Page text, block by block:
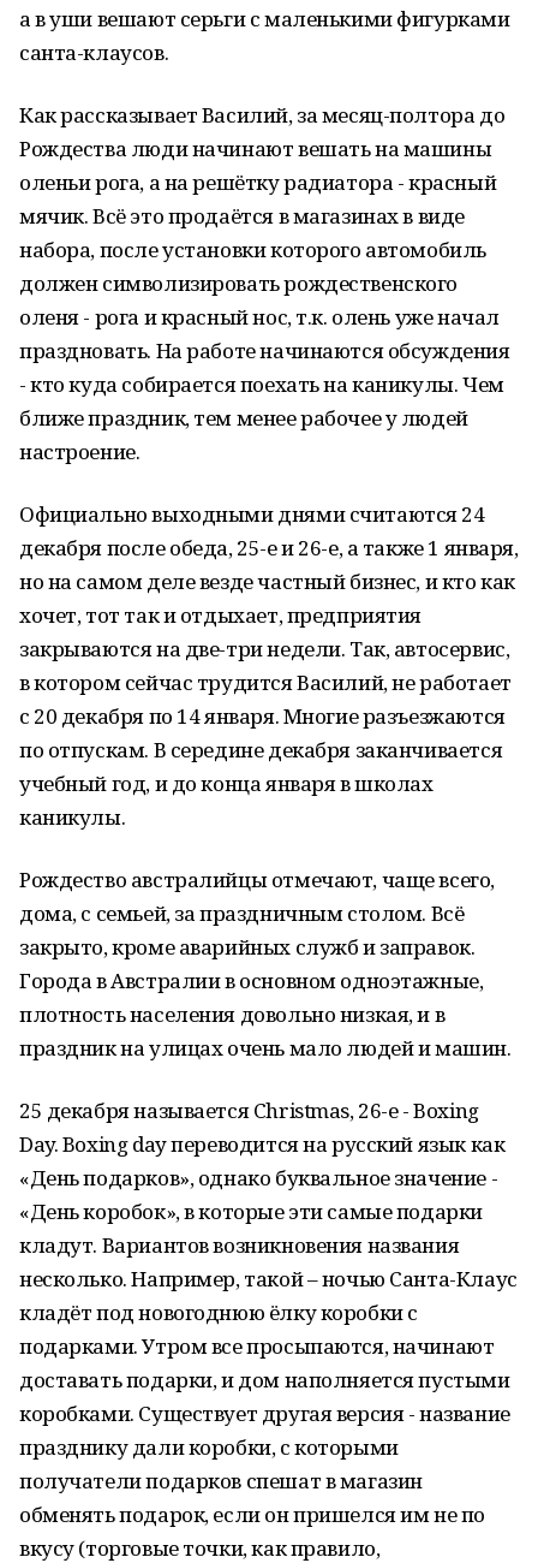
а в уши вешают серьги с маленькими фигурками
санта-клаусов.
Как рассказывает Василий, за месяц-полтора до
Рождества люди начинают вешать на машины
оленьи рога, а на решётку радиатора - красный
мячик. Всё это продаётся в магазинах в виде
набора, после установки которого автомобиль
должен символизировать рождественского
оленя - рога и красный нос, т.к. олень уже начал
праздновать. На работе начинаются обсуждения
- кто куда собирается поехать на каникулы. Чем
ближе праздник, тем менее рабочее у людей
настроение.
Официально выходными днями считаются 24
декабря после обеда, 25-е и 26-е, а также 1 января,
но на самом деле везде частный бизнес, и кто как
хочет, тот так и отдыхает, предприятия
закрываются на две-три недели. Так, автосервис,
в котором сейчас трудится Василий, не работает
с 20 декабря по 14 января. Многие разъезжаются
по отпускам. В середине декабря заканчивается
учебный год, и до конца января в школах
каникулы.
Рождество австралийцы отмечают, чаще всего,
дома, с семьей, за праздничным столом. Всё
закрыто, кроме аварийных служб и заправок.
Города в Австралии в основном одноэтажные,
плотность населения довольно низкая, и в
праздник на улицах очень мало людей и машин.
25 декабря называется Christmas, 26-е - Boxing
Day. Boxing day переводится на русский язык как
«День подарков», однако буквальное значение -
«День коробок», в которые эти самые подарки
кладут. Вариантов возникновения названия
несколько. Например, такой – ночью Санта-Клаус
кладёт под новогоднюю ёлку коробки с
подарками. Утром все просыпаются, начинают
доставать подарки, и дом наполняется пустыми
коробками. Существует другая версия - название
празднику дали коробки, с которыми
получатели подарков спешат в магазин
обменять подарок, если он пришелся им не по
вкусу (торговые точки, как правило,